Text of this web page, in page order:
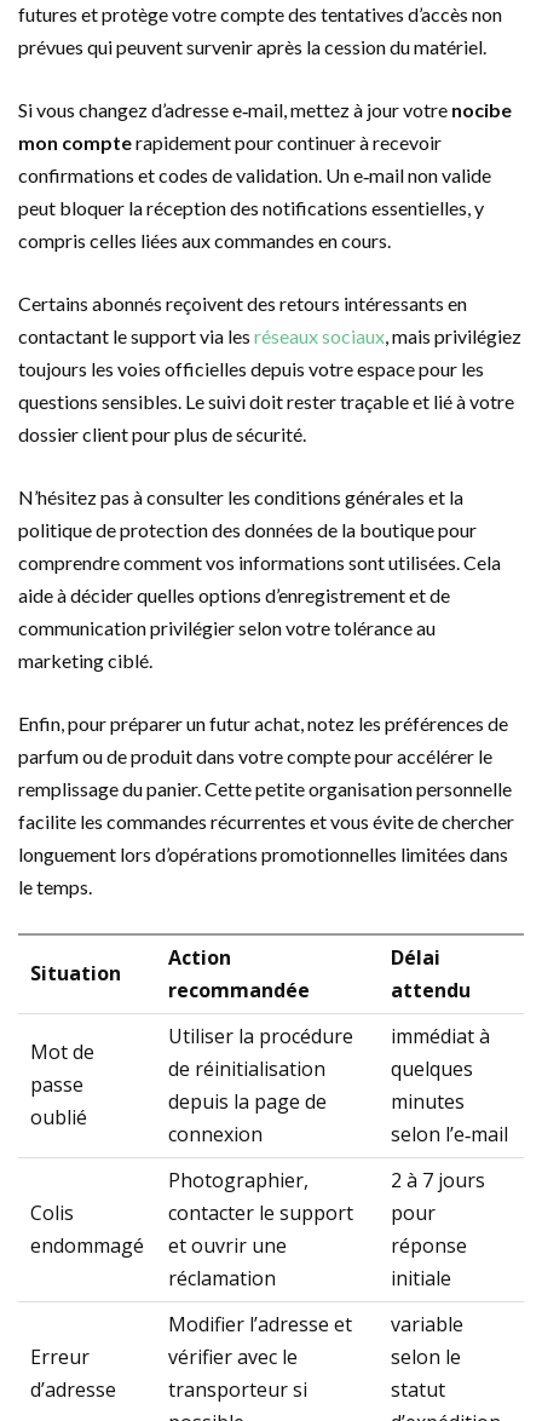
futures et protège votre compte des tentatives d’accès non
prévues qui peuvent survenir après la cession du matériel.
Si vous changez d’adresse e‑mail, mettez à jour votre nocibe
mon compterapidement pour continuer à recevoir
confirmations et codes de validation. Un e‑mail non valide
peut bloquer la réception des notifications essentielles, y
compris celles liées aux commandes en cours.
Certains abonnés reçoivent des retours intéressants en
contactant le support via les réseaux sociaux, mais privilégiez
toujours les voies officielles depuis votre espace pour les
questions sensibles. Le suivi doit rester traçable et lié à votre
dossier client pour plus de sécurité.
N’hésitez pas à consulter les conditions générales et la
politique de protection des données de la boutique pour
comprendre comment vos informations sont utilisées. Cela
aide à décider quelles options d’enregistrement et de
communication privilégier selon votre tolérance au
marketing ciblé.
Enfin, pour préparer un futur achat, notez les préférences de
parfum ou de produit dans votre compte pour accélérer le
remplissage du panier. Cette petite organisation personnelle
facilite les commandes récurrentes et vous évite de chercher
longuement lors d’opérations promotionnelles limitées dans
le temps.
Situation
Action
recommandée
Délai
attendu
Mot de
passe
oublié
Utiliser la procédure
de réinitialisation
depuis la page de
connexion
immédiat à
quelques
minutes
selon l’e‑mail
Colis
endommagé
Photographier,
contacter le support
et ouvrir une
réclamation
2 à 7 jours
pour
réponse
initiale
Erreur
d’adresse
Modifier l’adresse et
vérifier avec le
transporteur si
variable
selon le
statut